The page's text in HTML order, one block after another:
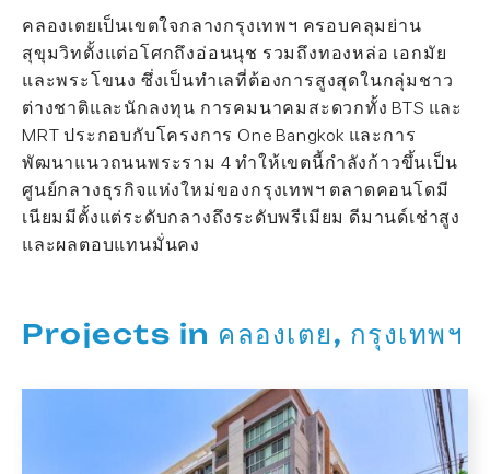
คลองเตยเป็นเขตใจกลางกรุงเทพฯ ครอบคลุมย่าน
สุขุมวิทตั้งแต่อโศกถึงอ่อนนุช รวมถึงทองหล่อ เอกมัย
และพระโขนง ซึ่งเป็นทำเลที่ต้องการสูงสุดในกลุ่มชาว
ต่างชาติและนักลงทุน การคมนาคมสะดวกทั้ง BTS และ
MRT ประกอบกับโครงการ One Bangkok และการ
พัฒนาแนวถนนพระราม 4 ทำให้เขตนี้กำลังก้าวขึ้นเป็น
ศูนย์กลางธุรกิจแห่งใหม่ของกรุงเทพฯ ตลาดคอนโดมี
เนียมมีตั้งแต่ระดับกลางถึงระดับพรีเมียม ดีมานด์เช่าสูง
และผลตอบแทนมั่นคง
Projects in คลองเตย, กรุงเทพฯ